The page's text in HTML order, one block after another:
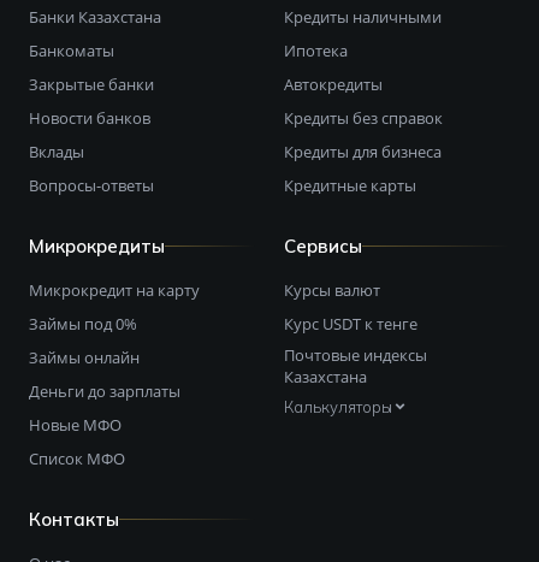
Банки Казахстана
Банкоматы
Закрытые банки
Новости банков
Вклады
Вопросы-ответы
Кредиты наличными
Ипотека
Автокредиты
Кредиты без справок
Кредиты для бизнеса
Кредитные карты
Микрокредиты
Микрокредит на карту
Займы под 0%
Займы онлайн
Деньги до зарплаты
Новые МФО
Список МФО
Сервисы
Курсы валют
Курс USDT к тенге
Почтовые индексы
Казахстана
Калькуляторы
Контакты